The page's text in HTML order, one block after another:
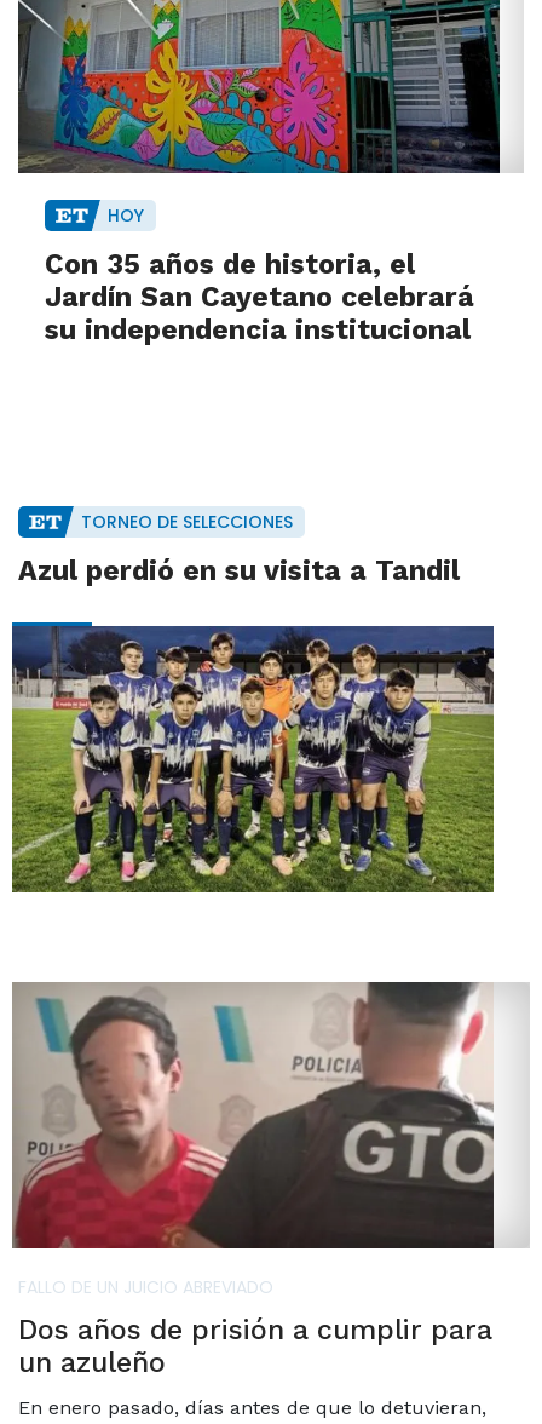
HOY
Con 35 años de historia, el
Jardín San Cayetano celebrará
su independencia institucional
TORNEO DE SELECCIONES
Azul perdió en su visita a Tandil
FALLO DE UN JUICIO ABREVIADO
Dos años de prisión a cumplir para
un azuleño
En enero pasado, días antes de que lo detuvieran,